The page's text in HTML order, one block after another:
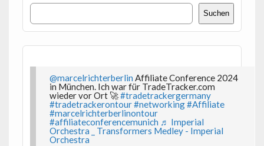
Suchen
Suchen
@marcelrichterberlin Affiliate Conference 2024
in München. Ich war für TradeTracker.com
wieder vor Ort 🚀#tradetrackergermany
#tradetrackerontour#networking#Affiliate
#marcelrichterberlinontour
#affiliateconferencemunich ♬ Imperial
Orchestra _ Transformers Medley - Imperial
Orchestra